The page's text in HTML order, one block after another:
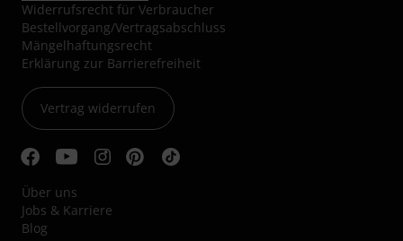
Widerrufsrecht für Verbraucher
Bestellvorgang/Vertragsabschluss
Mängelhaftungsrecht
Erklärung zur Barrierefreiheit
Vertrag widerrufen
Über uns
Jobs & Karriere
Blog